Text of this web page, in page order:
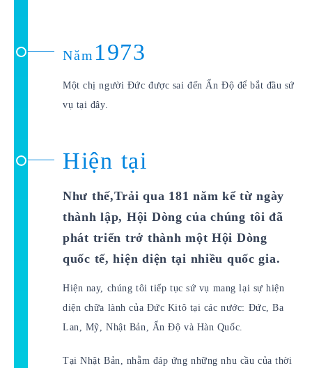
Năm 1973
Một chị người Đức được sai đến Ấn Độ để bắt đầu sứ
vụ tại đây.
Hiện tại
Như thế,Trải qua 181 năm kể từ ngày
thành lập, Hội Dòng của chúng tôi đã
phát triển trở thành một Hội Dòng
quốc tế, hiện diện tại nhiều quốc gia.
Hiện nay, chúng tôi tiếp tục sứ vụ mang lại sự hiện
diện chữa lành của Đức Kitô tại các nước: Đức, Ba
Lan, Mỹ, Nhật Bản, Ấn Độ và Hàn Quốc.
Tại Nhật Bản, nhằm đáp ứng những nhu cầu của thời